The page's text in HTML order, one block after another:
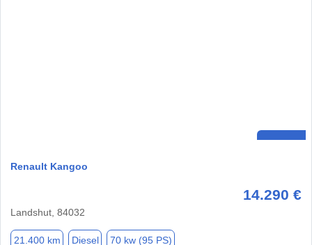
Renault Kangoo
14.290 €
Landshut, 84032
21.400 km Diesel 70 kw (95 PS)